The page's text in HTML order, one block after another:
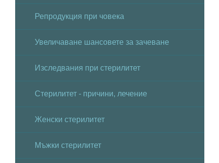
Репродукция при човека
Увеличаване шансовете за зачеване
Изследвания при стерилитет
Стерилитет - причини, лечение
Женски стерилитет
Мъжки стерилитет